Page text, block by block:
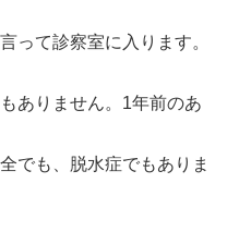
って診察室に入ります。
ありません。1年前のあ
でも、脱水症でもありま